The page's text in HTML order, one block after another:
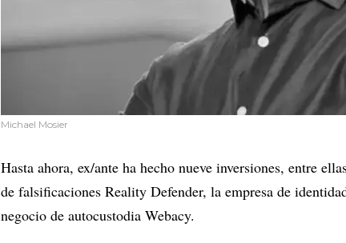
Michael Mosier
Hasta ahora, ex/ante ha hecho nueve inversiones, entre
de falsificaciones Reality Defender, la empresa de
negocio de autocustodia Webacy.